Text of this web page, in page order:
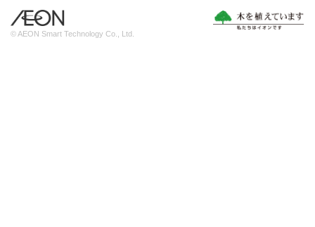
© AEON Smart Technology Co., Ltd.